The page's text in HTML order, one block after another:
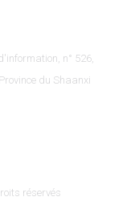
n° 526,
du Shaanxi
réservés